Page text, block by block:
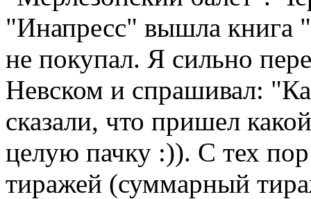
"Инапресс" вышла книга
не покупал. Я сильно
Невском и спрашивал:
сказали, что пришел
целую пачку :)). С тех
тиражей (суммарный